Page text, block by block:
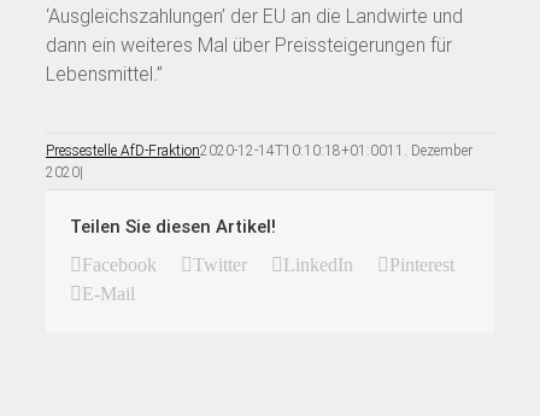
‘Ausgleichszahlungen’ der EU an die Landwirte und
dann ein weiteres Mal über Preissteigerungen für
Lebensmittel.”
Pressestelle AfD-Fraktion2020-12-14T10:10:18+01:0011. Dezember
2020|
Teilen Sie diesen Artikel!
Facebook Twitter LinkedIn
Pinterest
E-Mail